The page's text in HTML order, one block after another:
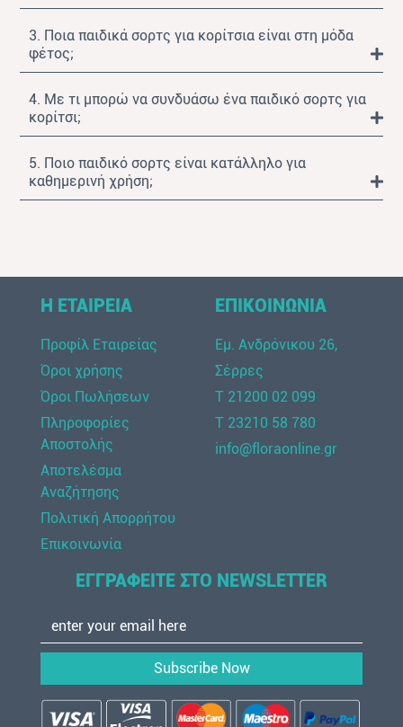
3. Ποια παιδικά σορτς για κορίτσια είναι στη μόδα
φέτος;
4. Με τι μπορώ να συνδυάσω ένα παιδικό σορτς για
κορίτσι;
5. Ποιο παιδικό σορτς είναι κατάλληλο για
καθημερινή χρήση;
Η ΕΤΑΙΡΕΙΑ
Προφίλ Εταιρείας
Όροι χρήσης
Όροι Πωλήσεων
Πληροφορίες
Αποστολής
Αποτελέσμα
Αναζήτησης
Πολιτική Απορρήτου
Επικοινωνία
ΕΠΙΚΟΙΝΩΝΙΑ
Εμ. Ανδρόνικου 26,
Σέρρες
Τ 21200 02 099
Τ 23210 58 780
info@floraonline.gr
ΕΓΓΡΑΦΕΙΤΕ ΣΤΟ NEWSLETTER
Subscribe Now